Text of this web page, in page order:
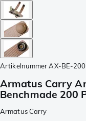
Artikelnummer AX-BE-
Armatus Carry
Benchmade 200
Armatus Carry